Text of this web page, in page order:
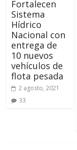
Fortalecen
Sistema
Hídrico
Nacional con
entrega de
10 nuevos
vehículos de
flota pesada
2 agosto, 2021
33